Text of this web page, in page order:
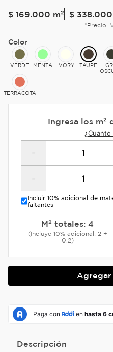
$ 169.000 m² $ 338.000
*Precio
Color
VERDE MENTA IVORY TAUPE
TERRACOTA
Ingresa los m²
-
-
Incluir 10% adicional de
faltantes
M² totales: 4
(Incluye 10% adicional: 2 +
0.2)
Descripción